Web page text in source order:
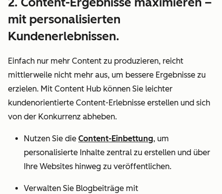
mit personalisierten
Kundenerlebnissen.
Einfach nur mehr Content zu produzieren, reicht
mittlerweile nicht mehr aus, um bessere Ergebnisse zu
erzielen. Mit Content Hub können Sie leichter
kundenorientierte Content-Erlebnisse erstellen und sich
von der Konkurrenz abheben.
Nutzen Sie die Content-Einbettung, um
personalisierte Inhalte zentral zu erstellen und über
Ihre Websites hinweg zu veröffentlichen.
Verwalten Sie Blogbeiträge mit